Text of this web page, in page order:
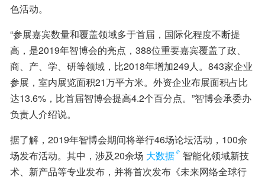
色活动。
“参展嘉宾数量和覆盖领域多于首届，国际化程度不断提
高，是2019年智博会的亮点，388位重要嘉宾覆盖了政、
商、产、学、研等领域，比2018年增加249人。843家企业
参展，室内展览面积21万平方米。外资企业布展面积占比
达13.6%，比首届智博会提高4.2个百分点。”智博会承委办
负责人介绍说。
据了解，2019年智博会期间将举行46场论坛活动，100余
场发布活动。其中，涉及20余场 大数据
智能化领域新技
术、新产品等专业发布，并将首次发布《未来网络全球行